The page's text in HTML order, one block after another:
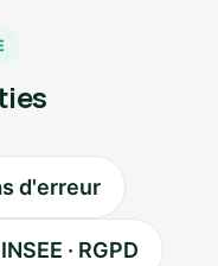
d'erreur
· RGPD